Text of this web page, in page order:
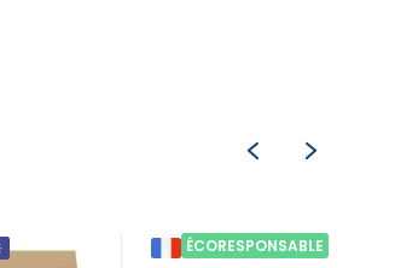
ÉCORESPONSABLE